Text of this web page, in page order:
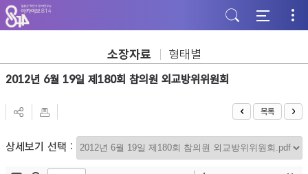
주
메
뉴
가
기
본
문
바
기
하
단
바
기
소장자료 형태별
2012년 6월 19일 제180회 참의원 외교방위위원회
목록
상세보기 선택 :